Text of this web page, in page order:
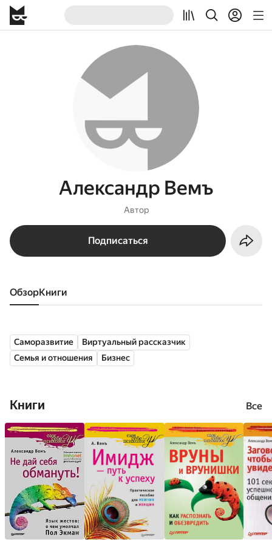
Александр Вемъ
Автор
Подписаться
Обзор книги
Саморазвитие
Виртуальный рассказчик
Семья и отношения
Бизнес
Книги Все